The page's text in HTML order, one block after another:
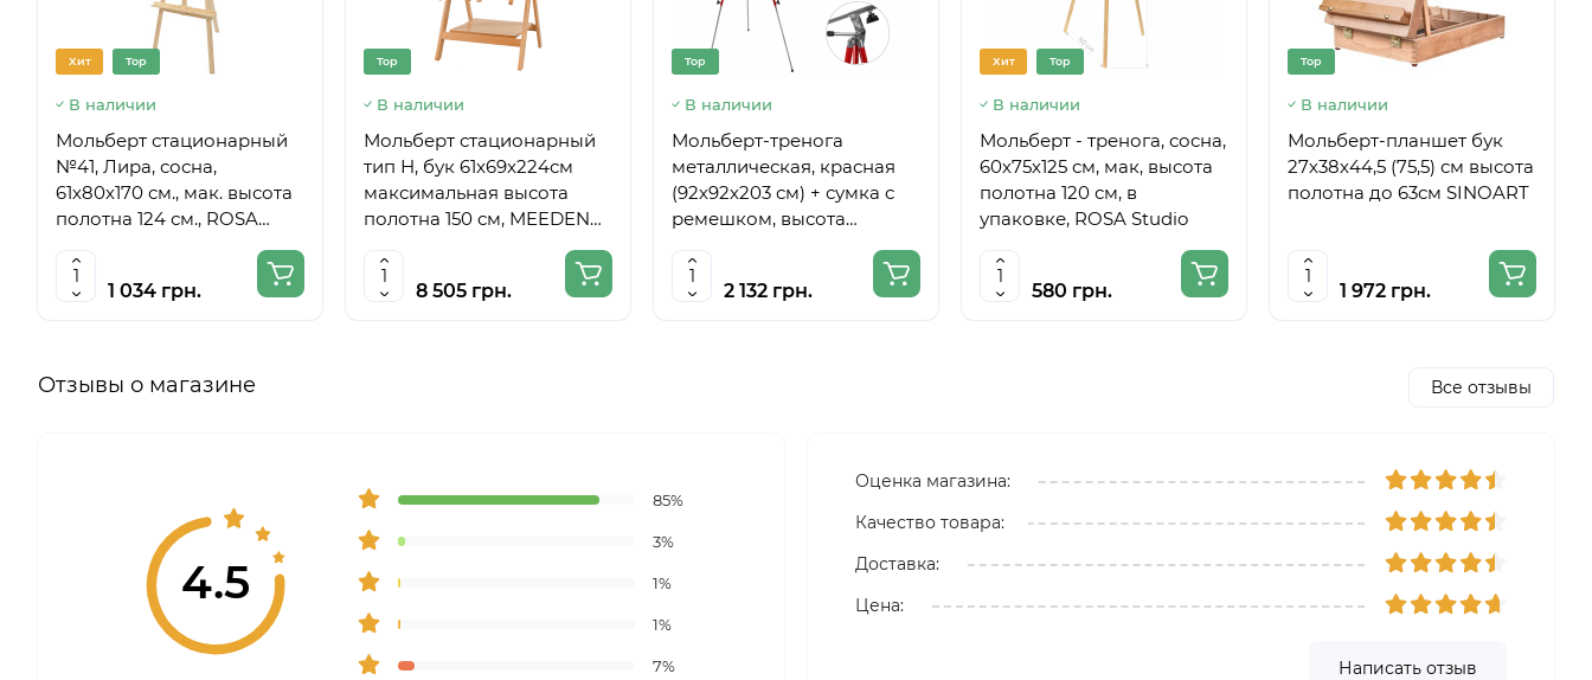
Хит Top
В наличии
Мольберт стационарный
№41, Лира, сосна,
61х80х170 см., мак. высота
полотна 124 см., ROSA
1 034 грн.
Top
В наличии
Мольберт стационарный
тип Н, бук 61x69x224см
максимальная высота
полотна 150 см, MEEDEN
8 505 грн.
Top
В наличии
Мольберт-тренога
металлическая, красная
(92х92х203 см) + сумка с
ремешком, высота
полотна до 78 см,D,K,ART
CRAFT
2 132 грн.
Хит Top
В наличии
Мольберт - тренога, сосна,
60х75х125 см, мак, высота
полотна 120 см, в
упаковке, ROSA Studio
580 грн.
Top
В наличии
Мольберт-планшет бук
27х38х44,5 (75,5) см высота
полотна до 63см SINOART
1 972 грн.
Отзывы о магазине Все отзывы
4.5
85%
3%
1%
1%
7%
Оценка магазина:
Качество товара:
Доставка:
Цена:
Написать отзыв